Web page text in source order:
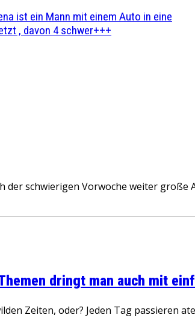
ist ein Mann mit einem Auto in eine
, davon 4 schwer+++
der schwierigen Vorwoche weiter
dringt man auch mit
Zeiten, oder? Jeden Tag passieren